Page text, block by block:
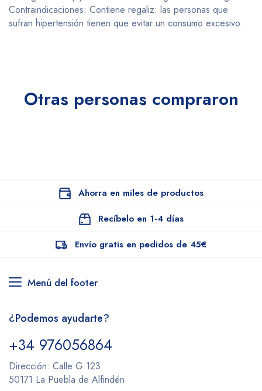
Contraindicaciones: Contiene regaliz: las personas que
sufran hipertensión tienen que evitar un consumo excesivo.
Otras personas compraron
Ahorra en miles de productos
Recíbelo en 1-4 días
Envío gratis en pedidos de 45€
Menú del footer
¿Podemos ayudarte?
+34 976056864
Dirección: Calle G 123
50171 La Puebla de Alfindén